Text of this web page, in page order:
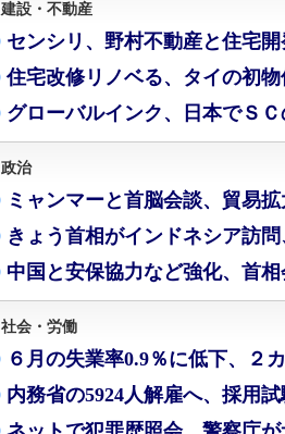
建設・不動産
センシリ、野村不動産と住宅
住宅改修リノベる、タイの初
グローバルインク、日本でＳ
政治
ミャンマーと首脳会談、貿易
きょう首相がインドネシア訪問
中国と安保協力など強化、首
社会・労働
６月の失業率0.9％に低下、２
内務省の5924人解雇へ、採用